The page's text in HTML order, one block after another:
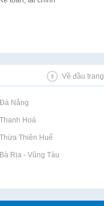
Về đầu trang
Đà Nẵng
Thanh Hoá
Thừa Thiên Huế
Bà Rịa - Vũng Tàu